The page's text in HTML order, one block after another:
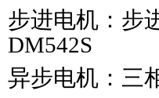
步进电机：步
DM542S
异步电机：三